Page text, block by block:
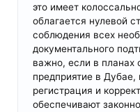
это имеет
облагается нулевой
соблюдения всех
документального
важно, если в планах
предприятие в Дубае,
регистрация и
обеспечивают